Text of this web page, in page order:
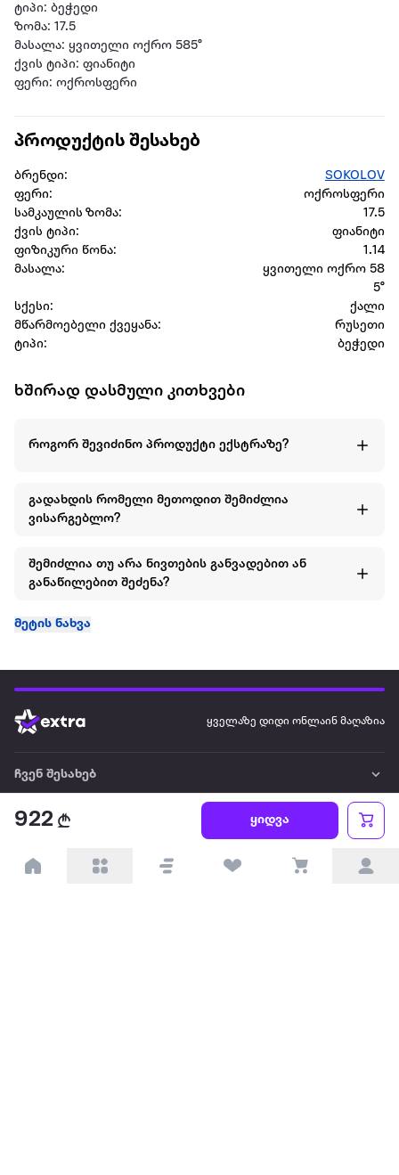
ტიპი: ბეჭედი
ზომა: 17.5
მასალა: ყვითელი ოქრო 585°
ქვის ტიპი: ფიანიტი
ფერი: ოქროსფერი
922 ყიდვა
პროდუქტის შესახებ
ბრენდი:
SOKOLOV
ფერი:
ოქროსფერი
სამკაულის ზომა:
17.5
ქვის ტიპი:
ფიანიტი
ფიზიკური წონა:
1.14
მასალა:
ყვითელი ოქრო 58
5°
სქესი:
ქალი
მწარმოებელი ქვეყანა:
რუსეთი
ტიპი:
ბეჭედი
ხშირად დასმული კითხვები
როგორ შევიძინო პროდუქტი ექსტრაზე?
გადახდის რომელი მეთოდით შემიძლია
ვისარგებლო?
შემიძლია თუ არა ნივთების განვადებით ან
განაწილებით შეძენა?
მეტის ნახვა
ყველაზე დიდი ონლაინ მაღაზია
ჩვენ შესახებ
წესები და პირობები
პარტნიორებისთვის